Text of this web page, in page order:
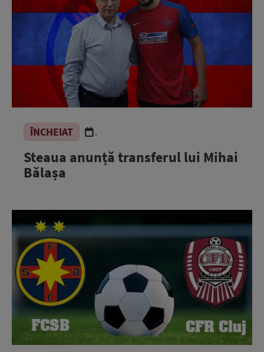
ÎNCHEIAT .
Steaua anunță transferul lui Mihai
Bălașa